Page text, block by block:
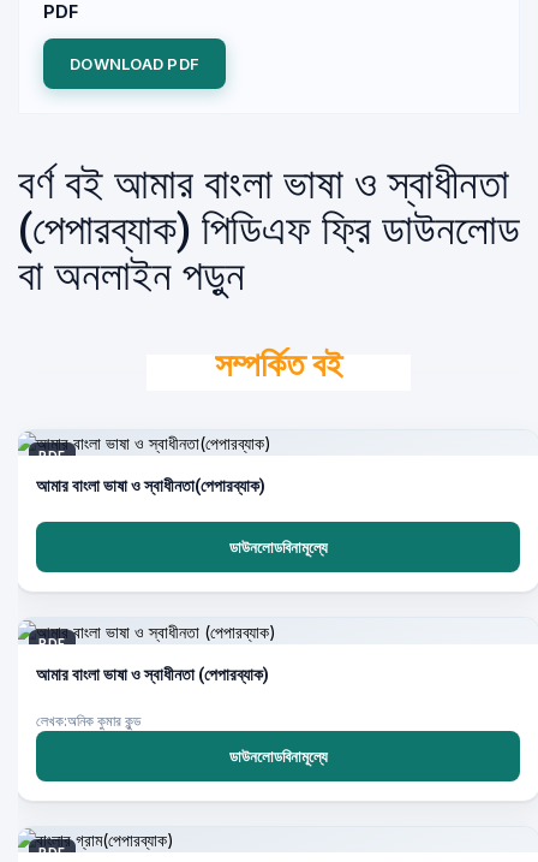
PDF
DOWNLOAD PDF
বর্ণ বই আমার বাংলা ভাষা ও স্বাধীনতা
(পেপারব্যাক) পিডিএফ ফ্রি ডাউনলোড
বা অনলাইন পড়ুন
সম্পর্কিত বই
PDF
আমার বাংলা ভাষা ও স্বাধীনতা(পেপারব্যাক)
ডাউনলোডবিনামূল্যে
PDF
আমার বাংলা ভাষা ও স্বাধীনতা (পেপারব্যাক)
লেখক:অনিক কুমার কুন্ড
ডাউনলোডবিনামূল্যে
PDF